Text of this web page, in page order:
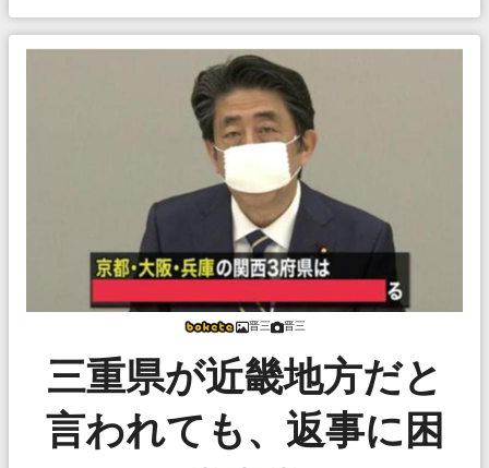
晋三 晋三
三重県が近畿地方だと
言われても、返事に困